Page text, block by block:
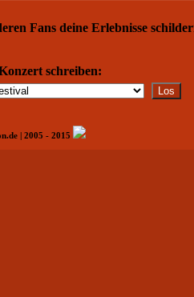
Fans deine Erlebnisse
schreiben:
| 2005 - 2015